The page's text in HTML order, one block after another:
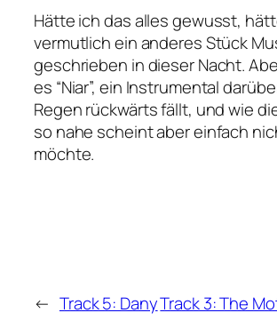
Hätte ich das alles gewusst,
vermutlich ein anderes Stück
geschrieben in dieser Nacht.
es “Niar”, ein Instrumental
Regen rückwärts fällt, und wie
so nahe scheint aber einfach
möchte.
← Track 5: DanyTrack 3: The